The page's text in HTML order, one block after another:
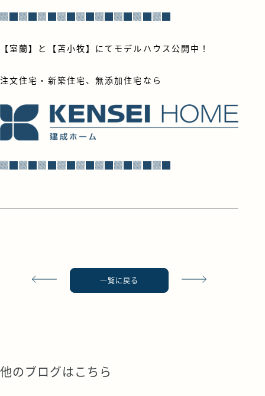
▓█▓█▓█▓█▓█▓█▓█▓█▓█
【室蘭】と【苫小牧】にてモデルハウス公開中！
注文住宅・新築住宅、無添加住宅なら
▓█▓█▓█▓█▓█▓█▓█▓█▓█
一覧に戻る
他のブログはこちら